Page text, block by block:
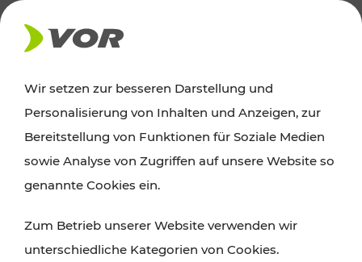
AKTUELLES
Ausflugstipps
Wien, Niederösterreich und das Burgenland
Wanderungen, Kultur und Gastronomie,
Radtouren oder purer Naturgenuss – viele
Wir setzen zur besseren Darstellung und
Personalisierung von Inhalten und Anzeigen, zur
Bereitstellung von Funktionen für Soziale Medien
sowie Analyse von Zugriffen auf unsere Website so
genannte Cookies ein.
Zum Betrieb unserer Website verwenden wir
unterschiedliche Kategorien von Cookies.